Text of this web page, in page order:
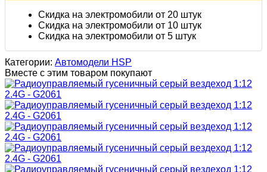
Скидка на электромобили от 20 штук
Скидка на электромобили от 10 штук
Скидка на электромобили от 5 штук
Категории: Автомодели HSP
Вместе с этим товаром покупают